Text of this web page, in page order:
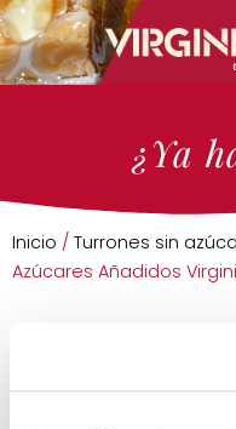
¿Ya
Inicio / Turrones sin
Azúcares Añadidos